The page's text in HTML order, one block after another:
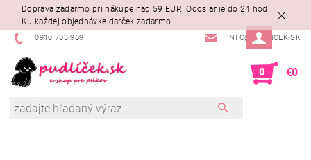
Doprava zadarmo pri nákupe nad 59 EUR. Odoslanie do 24 hod.
Ku každej objednávke darček zadarmo.
0910 783 969 INFO@PUDLICEK.SK
0 €0